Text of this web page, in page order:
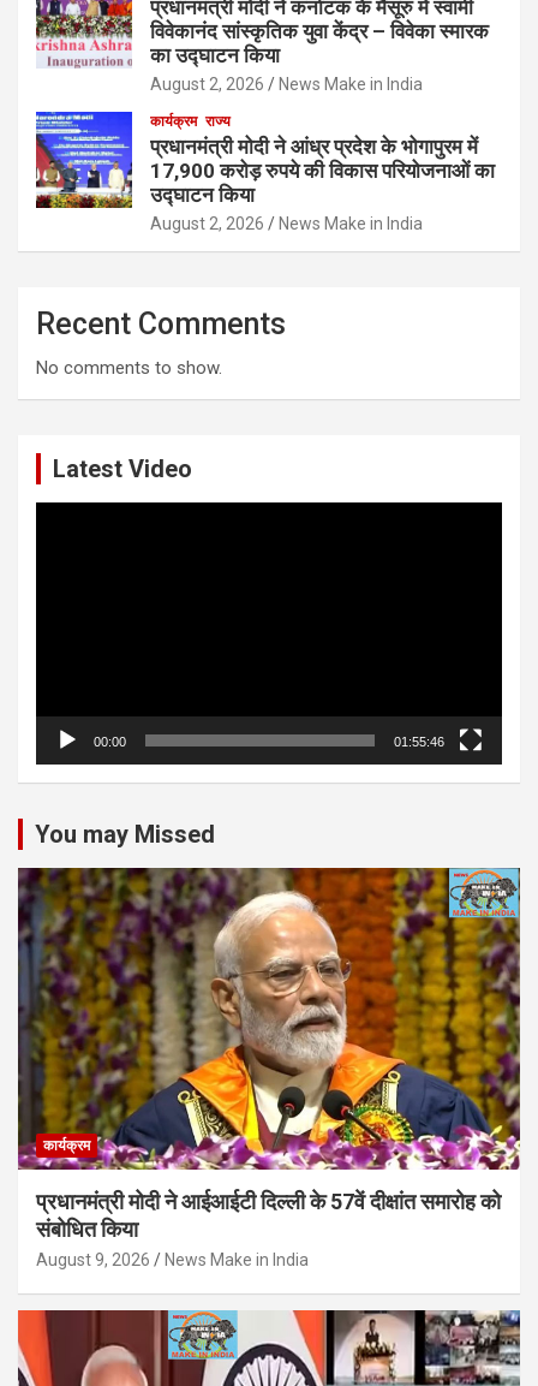
प्रधानमंत्री मोदी ने कर्नाटक के मैसूरु में स्वामी
विवेकानंद सांस्कृतिक युवा केंद्र – विवेका स्मारक
का उद्घाटन किया
August 2, 2026 News Make in India
कार्यक्रम राज्य
प्रधानमंत्री मोदी ने आंध्र प्रदेश के भोगापुरम में
17,900 करोड़ रुपये की विकास परियोजनाओं का
उद्घाटन किया
August 2, 2026 News Make in India
Recent Comments
No comments to show.
Latest Video
00:00 01:55:46
You may Missed
कार्यक्रम
प्रधानमंत्री मोदी ने आईआईटी दिल्ली के 57वें दीक्षांत समारोह को
संबोधित किया
August 9, 2026 News Make in India